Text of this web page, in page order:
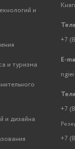
и
и туризма
и дизайна
+7
E-
+7
+7